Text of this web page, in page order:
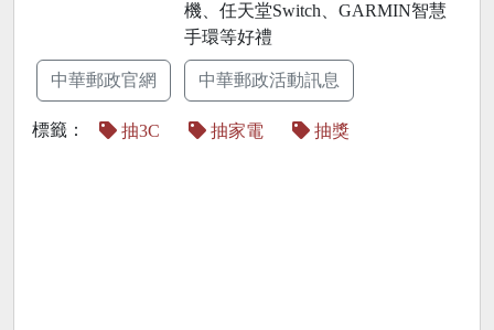
機、任天堂Switch、GARMIN智慧
手環等好禮
中華郵政官網 中華郵政活動訊息
標籤： 抽3C 抽家電 抽獎